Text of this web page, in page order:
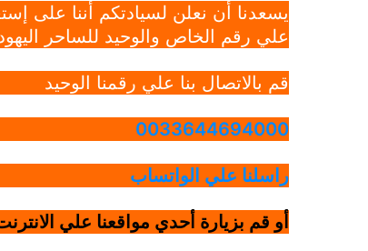
يسعدنا أن نعلن لسيادتكم أننا على
علي رقم الخاص والوحيد للساحر
قم بالاتصال بنا علي رقمنا الوحيد
0033644694000
راسلنا علي الواتساب
أو قم بزيارة أحدي مواقعنا علي